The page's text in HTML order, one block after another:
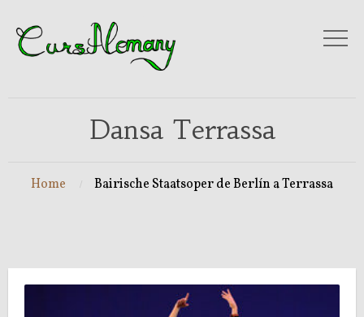
Dansa Terrassa
Home Bairische Staatsoper de Berlín a Terrassa